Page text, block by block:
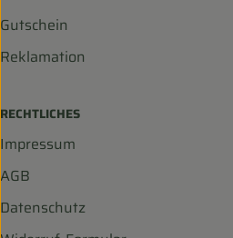
Gutschein
Reklamation
RECHTLICHES
Impressum
AGB
Datenschutz